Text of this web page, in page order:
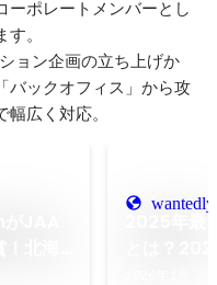
ーポレートメンバーとし
。
ョン企画の立ち上げか
バックオフィス」から攻
広く対応。